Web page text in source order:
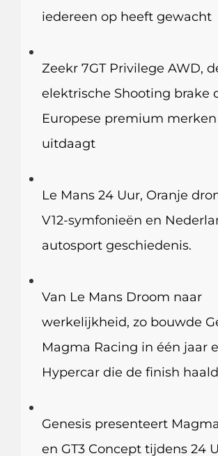
iedereen op heeft gewacht
Zeekr 7GT Privilege AWD,
elektrische Shooting brake
Europese premium merken
uitdaagt
Le Mans 24 Uur, Oranje
V12-symfonieën en
autosport geschiedenis.
Van Le Mans Droom naar
werkelijkheid, zo bouwde
Magma Racing in één jaar
Hypercar die de finish
Genesis presenteert
en GT3 Concept tijdens 24